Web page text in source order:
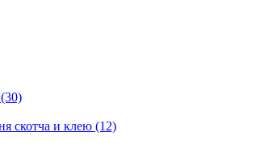
скотча и клею (12)